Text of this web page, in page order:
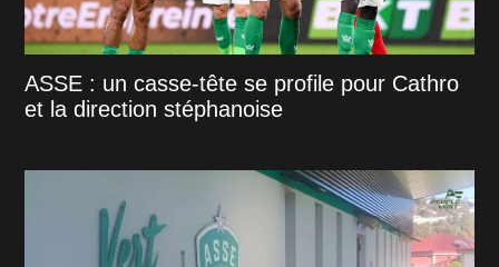
ASSE : un casse-tête se profile pour Cathro
et la direction stéphanoise